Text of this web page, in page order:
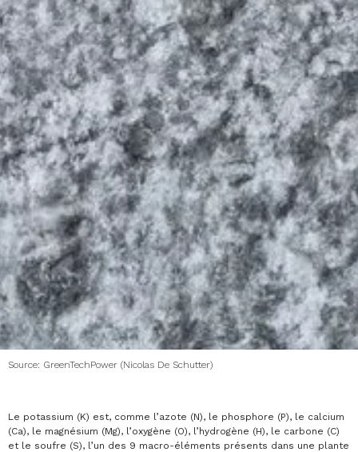
Source: GreenTechPower (Nicolas De Schutter)
Le potassium (K) est, comme l’azote (N), le phosphore (P), le calcium
(Ca), le magnésium (Mg), l’oxygène (O), l’hydrogène (H), le carbone (C)
et le soufre (S), l’un des 9 macro-éléments présents dans une plante